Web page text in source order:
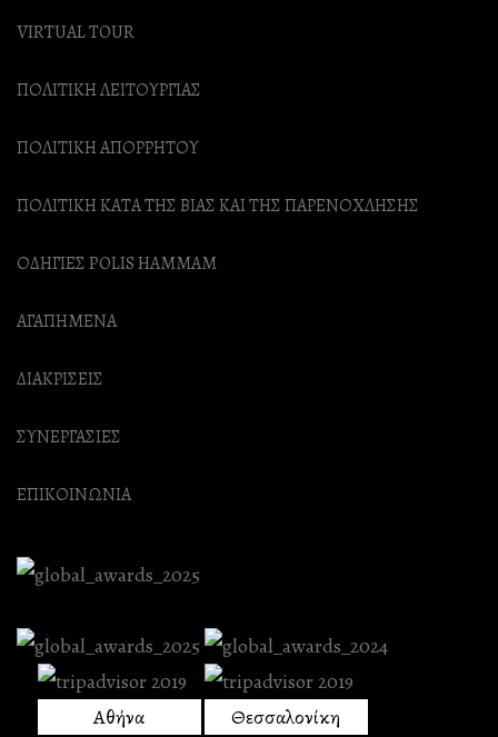
VIRTUAL TOUR
ΠΟΛΙΤΙΚΗ ΛΕΙΤΟΥΡΓΙΑΣ
ΠΟΛΙΤΙΚΗ ΑΠΟΡΡΗΤΟΥ
ΠΟΛΙΤΙΚΗ ΚΑΤΑ ΤΗΣ ΒΙΑΣ ΚΑΙ ΤΗΣ ΠΑΡΕΝΟΧΛΗΣΗΣ
ΟΔΗΓΙΕΣ POLIS HAMMAM
ΑΓΑΠΗΜΕΝΑ
ΔΙΑΚΡΙΣΕΙΣ
ΣΥΝΕΡΓΑΣΙΕΣ
ΕΠΙΚΟΙΝΩΝΙΑ
Αθήνα Θεσσαλονίκη